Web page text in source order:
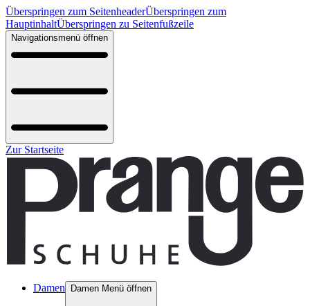
Überspringen zum SeitenheaderÜberspringen zum
HauptinhaltÜberspringen zu Seitenfußzeile
Navigationsmenü öffnen
Zur Startseite
Damen Damen Menü öffnen